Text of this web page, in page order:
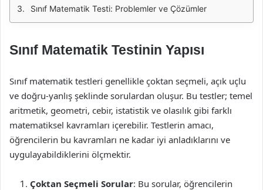
Sınıf Matematik Testi: Problemler ve Çözümler
Sınıf Matematik Testinin Yapısı
Sınıf matematik testleri genellikle çoktan seçmeli, açık uçlu
ve doğru-yanlış şeklinde sorulardan oluşur. Bu testler; temel
aritmetik, geometri, cebir, istatistik ve olasılık gibi farklı
matematiksel kavramları içerebilir. Testlerin amacı,
öğrencilerin bu kavramları ne kadar iyi anladıklarını ve
uygulayabildiklerini ölçmektir.
Çoktan Seçmeli Sorular: Bu sorular, öğrencilerin